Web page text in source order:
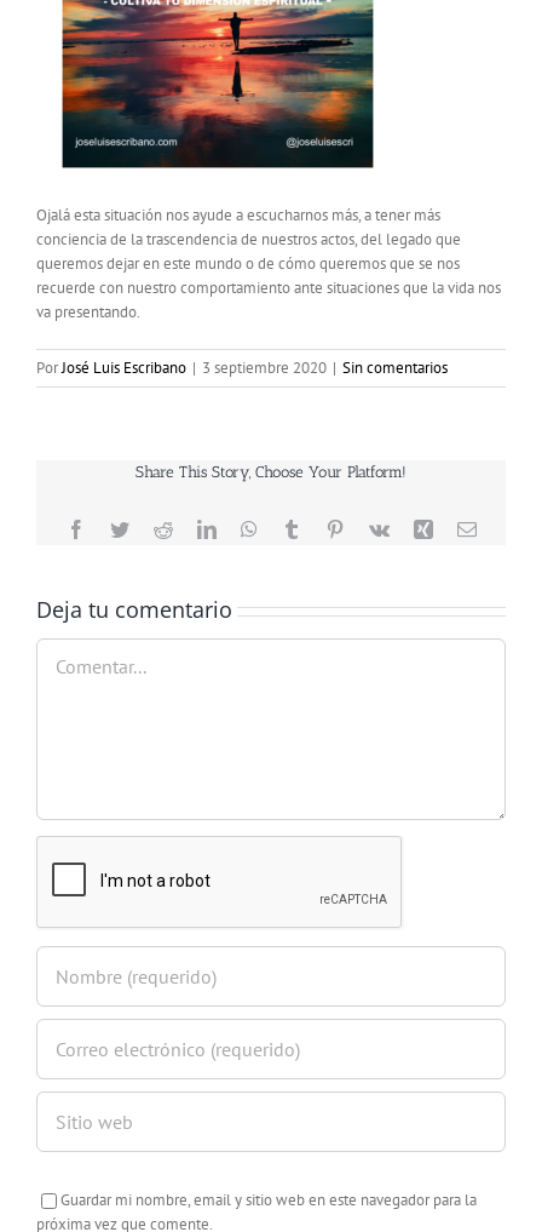
Ojalá esta situación nos ayude a escucharnos más, a tener más
conciencia de la trascendencia de nuestros actos, del legado que
queremos dejar en este mundo o de cómo queremos que se nos
recuerde con nuestro comportamiento ante situaciones que la vida nos
va presentando.
PorJosé Luis Escribano | 3 septiembre 2020 | Sin comentarios
Share This Story, Choose Your Platform!
Facebook
TwitterRedditLinkedInWhatsApp
TumblrPinterest
Vk Xing Correo
Deja tu comentario
Comentar
Guardar mi nombre, email y sitio web en este navegador para la
próxima vez que comente.